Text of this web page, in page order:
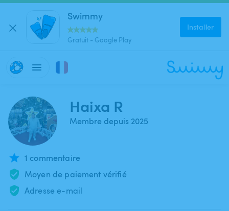
Swimmy
Gratuit - Google Play
Installer
Haixa R
Membre depuis 2025
1 commentaire
Moyen de paiement vérifié
Adresse e-mail